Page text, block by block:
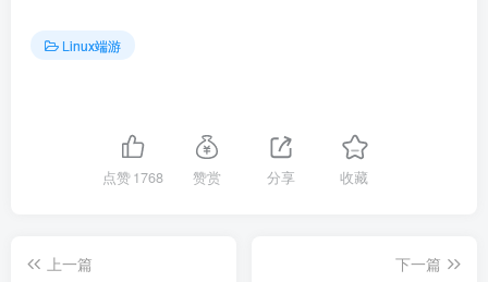
Linux端游
点赞1768 赞赏 分享 收藏
上一篇
下一篇